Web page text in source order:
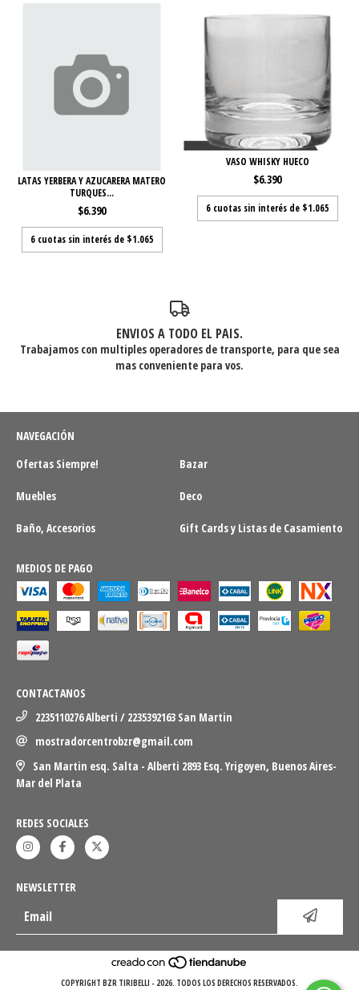
LATAS YERBERA Y AZUCARERA MATERO
TURQUES...
$6.390
6 cuotas sin interés de $1.065
VASO WHISKY HUECO
$6.390
6 cuotas sin interés de $1.065
ENVIOS A TODO EL PAIS.
Trabajamos con multiples operadores de transporte, para que sea
mas conveniente para vos.
NAVEGACIÓN
Ofertas Siempre!
Bazar
Muebles Deco
Baño, Accesorios Gift Cards y Listas de Casamiento
MEDIOS DE PAGO
CONTACTANOS
2235110276 Alberti / 2235392163 San Martin
mostradorcentrobzr@gmail.com
San Martin esq. Salta - Alberti 2893 Esq. Yrigoyen, Buenos Aires-
Mar del Plata
REDES SOCIALES
NEWSLETTER
COPYRIGHT BZR TIRIBELLI - 2026. TODOS LOS DERECHOS RESERVADOS.